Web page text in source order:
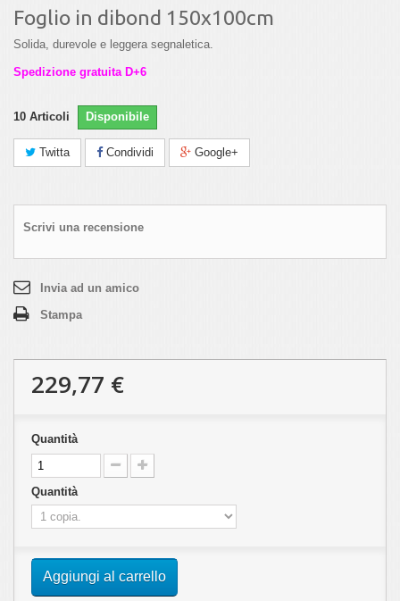
Foglio in dibond 150x100cm
Solida, durevole e leggera segnaletica.
Spedizione gratuita D+6
10 Articoli Disponibile
Twitta Condividi Google+
Scrivi una recensione
Invia ad un amico
Stampa
229,77 €
Quantità
Quantità
Aggiungi al carrello